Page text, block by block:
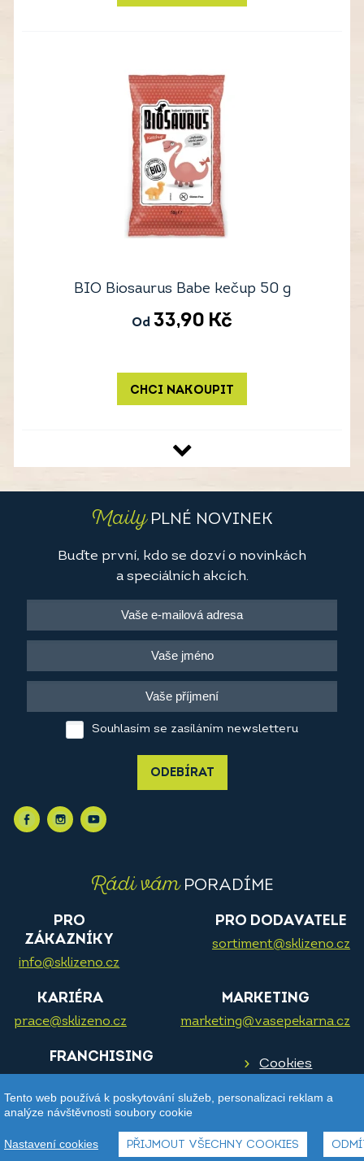
BIO Biosaurus Babe kečup 50 g
Od 33,90 Kč
CHCI NAKOUPIT
MailyPLNÉ NOVINEK
Buďte první, kdo se dozví o novinkách
a speciálních akcích.
Souhlasím se zasíláním newsletteru
ODEBÍRAT
Rádi vámPORADÍME
PRO
ZÁKAZNÍKY
info@sklizeno.cz
PRO DODAVATELE
sortiment@sklizeno.cz
KARIÉRA
prace@sklizeno.cz
MARKETING
marketing@vasepekarna.cz
FRANCHISING Cookies
Ochrana
osobních
Tento web používá k poskytování služeb, personalizaci reklam a
analýze návštěvnosti soubory cookie
Nastavení cookies PŘIJMOUT VŠECHNY COOKIES